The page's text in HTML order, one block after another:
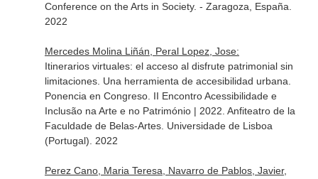
Conference on the Arts in Society. - Zaragoza, España.
2022
Mercedes Molina Liñán, Peral Lopez, Jose:
Itinerarios virtuales: el acceso al disfrute patrimonial sin
limitaciones. Una herramienta de accesibilidad urbana.
Ponencia en Congreso. II Encontro Acessibilidade e
Inclusão na Arte e no Património | 2022. Anfiteatro de la
Faculdade de Belas-Artes. Universidade de Lisboa
(Portugal). 2022
Perez Cano, Maria Teresa, Navarro de Pablos, Javier,